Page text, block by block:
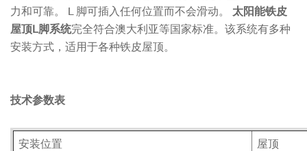
力和可靠。 L 脚可插入任何位置而不会滑动。 太阳能铁皮
屋顶L脚系统完全符合澳大利亚等国家标准。该系统有多种
安装方式，适用于各种铁皮屋顶。
技术参数表
安装位置 屋顶